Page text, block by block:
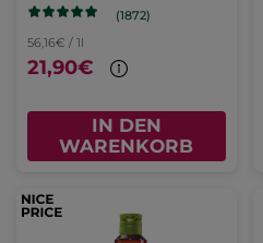
(1872)
56,16€ / 1l
21,90€
IN DEN
WARENKORB